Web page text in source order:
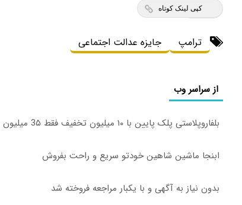
کپی لینک کوتاه
ترامپ جایزه عدالت اجتماعی
از سراسر وب
بلفاروپلاستی پلک پایین با ۱۰ میلیون تخفیف فقط 3۵ میلیون 👀
ابنجا ماشین شاهین خودتو سریع و راحت بفروش
بدون نیاز به آگهی و با یکبار مراجعه فروخته شد